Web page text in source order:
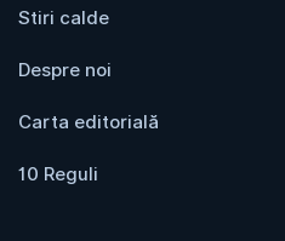
Stiri calde
Despre noi
Carta editorială
10 Reguli